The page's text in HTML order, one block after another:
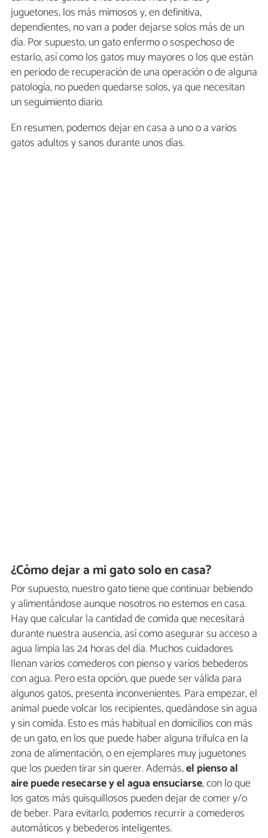
juguetones, los más mimosos y, en definitiva,
dependientes, no van a poder dejarse solos más de un
día. Por supuesto, un gato enfermo o sospechoso de
estarlo, así como los gatos muy mayores o los que están
en periodo de recuperación de una operación o de alguna
patología, no pueden quedarse solos, ya que necesitan
un seguimiento diario.
En resumen, podemos dejar en casa a uno o a varios
gatos adultos y sanos durante unos días.
¿Cómo dejar a mi gato solo en casa?
Por supuesto, nuestro gato tiene que continuar bebiendo
y alimentándose aunque nosotros no estemos en casa.
Hay que calcular la cantidad de comida que necesitará
durante nuestra ausencia, así como asegurar su acceso a
agua limpia las 24 horas del día. Muchos cuidadores
llenan varios comederos con pienso y varios bebederos
con agua. Pero esta opción, que puede ser válida para
algunos gatos, presenta inconvenientes. Para empezar, el
animal puede volcar los recipientes, quedándose sin agua
y sin comida. Esto es más habitual en domicilios con más
de un gato, en los que puede haber alguna trifulca en la
zona de alimentación, o en ejemplares muy juguetones
que los pueden tirar sin querer. Además,el pienso al
aire puede resecarse y el agua ensuciarse, con lo que
los gatos más quisquillosos pueden dejar de comer y/o
de beber. Para evitarlo, podemos recurrir a comederos
automáticos y bebederos inteligentes.